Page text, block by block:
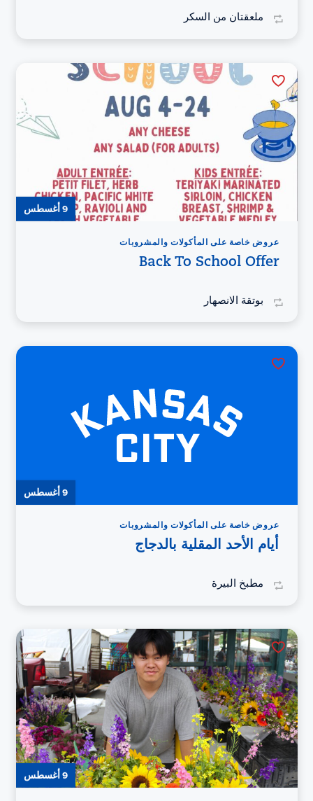
ملعقتان من السكر
9 أغسطس
عروض خاصة على المأكولات والمشروبات
Back To School Offer
بوتقة الانصهار
9 أغسطس
عروض خاصة على المأكولات والمشروبات
أيام الأحد المقلية بالدجاج
مطبخ البيرة
9 أغسطس